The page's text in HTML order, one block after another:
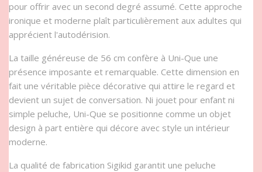
pour offrir avec un second degré assumé. Cette approche
ironique et moderne plaît particulièrement aux adultes qui
apprécient l'autodérision.
La taille généreuse de 56 cm confère à Uni-Que une
présence imposante et remarquable. Cette dimension en
fait une véritable pièce décorative qui attire le regard et
devient un sujet de conversation. Ni jouet pour enfant ni
simple peluche, Uni-Que se positionne comme un objet
design à part entière qui décore avec style un intérieur
moderne.
La qualité de fabrication Sigikid garantit une peluche